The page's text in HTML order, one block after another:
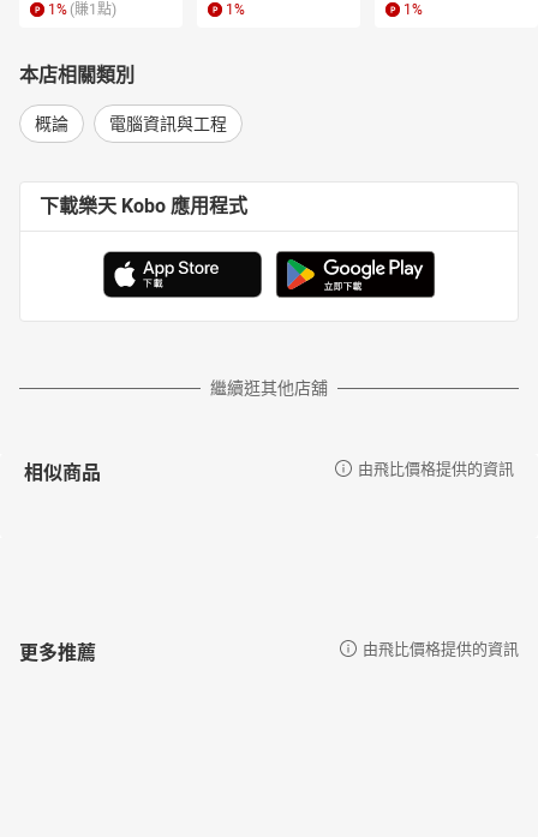
1 % (賺1 點) 1 % 1 %
本店相關類別
概論 電腦資訊與工程
下載樂天 Kobo 應用程式
繼續逛其他店舖
相似商品 由飛比價格提供的資訊
更多推薦 由飛比價格提供的資訊